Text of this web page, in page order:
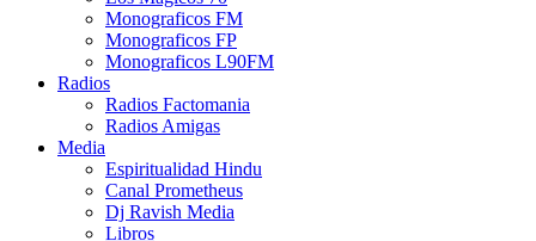
Monograficos FM
Monograficos FP
Monograficos L90FM
Radios
Radios Factomania
Radios Amigas
Media
Espiritualidad Hindu
Canal Prometheus
Dj Ravish Media
Libros